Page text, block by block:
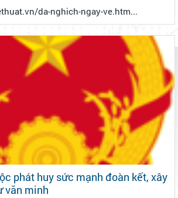
da-nghich-ngay-ve.htm...
phát huy sức mạnh đoàn kết, xây
văn minh